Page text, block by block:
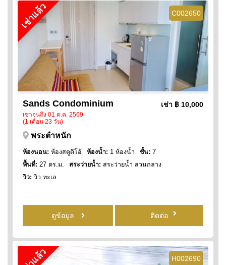
C002650
เช่าแล้ว
Sands Condominium
เช่าจนถึง 01 ต.ค. 2569
(1 เดือน 23 วัน)
เช่า ฿ 10,000
พระตำหนัก
ห้องนอน: ห้องสตูดิโอ้ ห้องน้ำ: 1 ห้องน้ำ ชั้น: 7
พื้นที่: 27 ตร.ม. สระว่ายน้ำ: สระว่ายน้ำ ส่วนกลาง
วิว: วิว ทะเล
ดูข้อมูล ติดต่อ
H002690